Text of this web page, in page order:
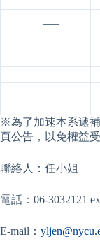
­­­ —–
※為了加速本系遞
頁公告，以免權益受
聯絡人：任小姐
電話：06-3032121
E-mail：